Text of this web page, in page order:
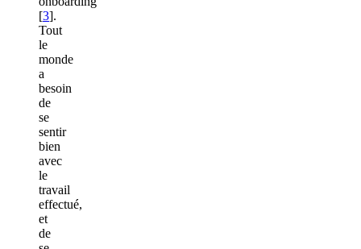
[3].
Tout
le
monde
a
besoin
de
se
sentir
bien
avec
le
travail
effectué,
et
de